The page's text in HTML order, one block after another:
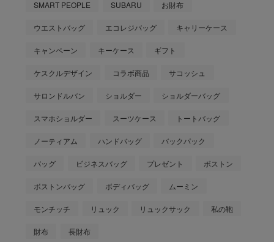
SMART PEOPLE SUBARU お財布
ウエストバッグ エコレジバッグ キャリーケース
キャンペーン キーケース ギフト
ケスクルデザイン コラボ商品 サコッシュ
サロンドルバン ショルダー ショルダーバッグ
スマホショルダー スーツケース トートバッグ
ノーティアム ハンドバッグ バックパック
バッグ ビジネスバッグ プレゼント ボストン
ボストンバッグ ボディバッグ ムーミン
モンチッチ リュック リュックサック 私の鞄
財布 長財布